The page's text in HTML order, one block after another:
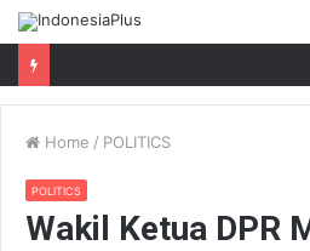
Home / POLITICS
POLITICS
Wakil Ketua DPR